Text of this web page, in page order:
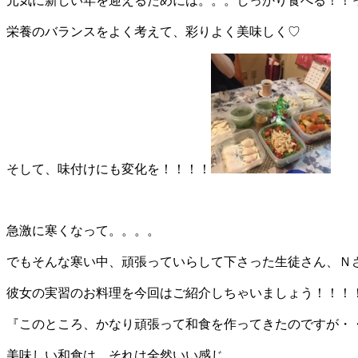
栄養のバランスをよく考えて、彩りよく美味しく♡
そして、味付けにも変化を！！！！
急激に寒くなって。。。。
でもそんな寒い中、頑張っていらして下さった生徒さん、Ｎ
彼女の実習のお料理を今回はご紹介しちゃいましょう！！！！
『このところ、かなり頑張って和食を作ってきたのですが・